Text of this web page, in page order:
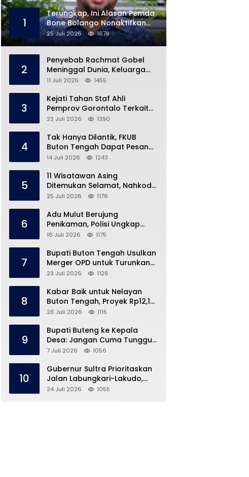
1
Terungkap, Ini Alasan Pemda
Bone Bolango Nonaktifkan
Kades Toto Utara
25 Juli 2026 1678
2
Penyebab Rachmat Gobel
Meninggal Dunia, Keluarga
Ungkap Kondisi Terakhir
11 Juli 2026 1455
3
Kejati Tahan Staf Ahli
Pemprov Gorontalo Terkait
Dugaan Korupsi Rp5 Miliar
23 Juli 2026 1390
4
Tak Hanya Dilantik, FKUB
Buton Tengah Dapat Pesan
Khusus dari Bupati Azhari
14 Juli 2026 1243
5
11 Wisatawan Asing
Ditemukan Selamat, Nahkoda
Speedboat Masih Hilang
25 Juli 2026 1176
6
Adu Mulut Berujung
Penikaman, Polisi Ungkap
Kronologi di Pasar Marisa
16 Juli 2026 1175
7
Bupati Buton Tengah Usulkan
Merger OPD untuk Turunkan
Belanja Pegawai APBD
23 Juli 2026 1129
8
Kabar Baik untuk Nelayan
Buton Tengah, Proyek Rp12,1
Miliar Akhirnya Dimulai
26 Juli 2026 1115
9
Bupati Buteng ke Kepala
Desa: Jangan Cuma Tunggu
Dana Desa, ‘Jemput Bola’
7 Juli 2026 1056
10
Gubernur Sultra Prioritaskan
Jalan Labungkari-Lakudo,
Buteng Kebagian 1,7 Km
24 Juli 2026 1055